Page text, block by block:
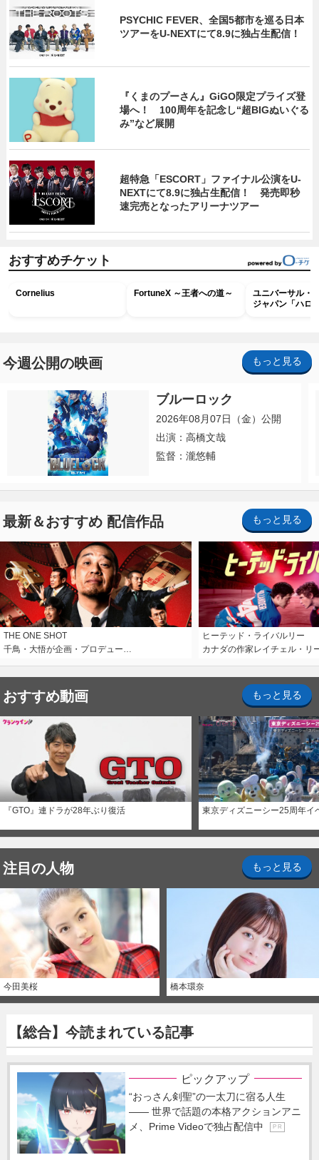
PSYCHIC FEVER、全国5都市を巡る日本
ツアーをU‐NEXTにて8.9に独占生配信！
『くまのプーさん』GiGO限定プライズ登
場へ！ 100周年を記念し“超BIGぬいぐる
み”など展開
超特急「ESCORT」ファイナル公演をU-
NEXTにて8.9に独占生配信！ 発売即秒
速完売となったアリーナツアー
おすすめチケット
Cornelius FortuneX ～王者への道～
ユニバーサル・
ジャパン「ハロ
今週公開の映画 もっと見る
ブルーロック
2026年08月07日（金）公開
出演：高橋文哉
監督：瀧悠輔
最新＆おすすめ 配信作品 もっと見る
THE ONE SHOT
千鳥・大悟が企画・プロデュー…
ヒーテッド・ライバルリー
カナダの作家レイチェル・リ
おすすめ動画 もっと見る
『GTO』連ドラが28年ぶり復活 東京ディズニーシー25周年イ
注目の人物 もっと見る
今田美桜 橋本環奈
【総合】今読まれている記事
ピックアップ
“おっさん剣聖”の一太刀に宿る人生
―― 世界で話題の本格アクションアニ
メ、Prime Videoで独占配信中
P R